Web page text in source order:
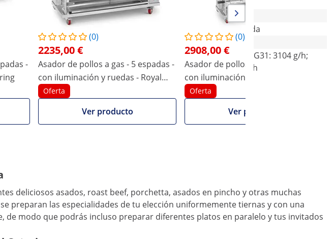
25
Plata metalizada
Plata metalizada
1164 g/h;
G30: 1968 g/h; G31: 1941 g/h;
G20: 2.646 m³/h
G30: 3149 g/h; G31: 3104 g/h;
G20: 4.233 m³/h
atributos
-
(0)
2235,00 €
Asador de pollos a gas - 5 espadas -
con iluminación y ruedas - Royal
Catering
Oferta
Ver producto
(0)
2908,00 €
Asador de pollos a gas - 8 espadas -
con iluminación y ruedas - Royal
Catering
Oferta
Ver producto
deliciosos asados, roast beef, porchetta, asados en pincho y otras muchas
preparan las especialidades de tu elección uniformemente tiernas y con una
de modo que podrás incluso preparar diferentes platos en paralelo y tus invitados